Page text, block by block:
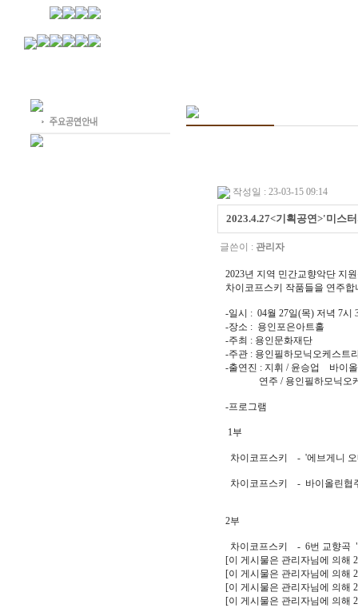
작성일 : 23-03-15 09:14
2023.4.27<기획공연>'미스
글쓴이 : 관리자
2023년 지역 민간교향악단 지
차이코프스키 작품들을 연주합
-일시 : 04월 27일(목) 저녁 7시
-장소 : 용인포은아트홀
-주최 : 용인문화재단
-주관 : 용인필하모닉오케스트
-출연진 : 지휘 / 윤승업 바이
연주 / 용인필하모닉오
-프로그램
1부
차이코프스키 - '에브게니 오
차이코프스키 - 바이올린
2부
차이코프스키 - 6번 교향곡
[이 게시물은 관리자님에 의해
[이 게시물은 관리자님에 의해
[이 게시물은 관리자님에 의해
[이 게시물은 관리자님에 의해